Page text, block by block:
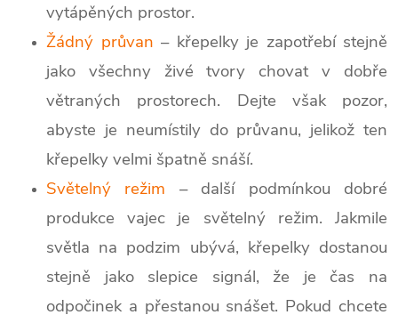
vytápěných prostor.
Žádný průvan – křepelky je zapotřebí stejně
jako všechny živé tvory chovat v dobře
větraných prostorech. Dejte však pozor,
abyste je neumístily do průvanu, jelikož ten
křepelky velmi špatně snáší.
Světelný režim – další podmínkou dobré
produkce vajec je světelný režim. Jakmile
světla na podzim ubývá, křepelky dostanou
stejně jako slepice signál, že je čas na
odpočinek a přestanou snášet. Pokud chcete